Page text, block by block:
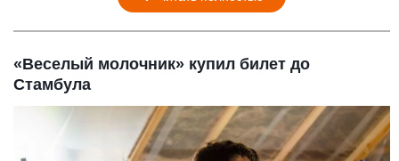
«Веселый молочник» купил билет до
Стамбула